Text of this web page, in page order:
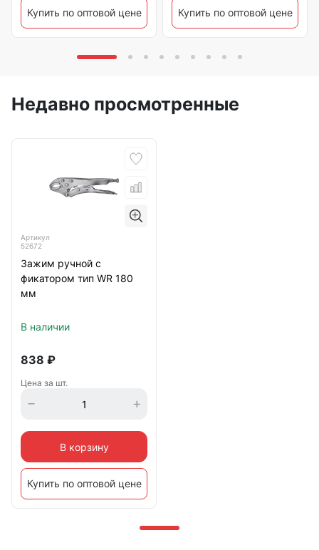
Купить по оптовой цене Купить по оптовой цене
Недавно просмотренные
Артикул
52672
Зажим ручной с
фикатором тип WR 180
мм
В наличии
838 ₽
Цена за шт.
В корзину
Купить по оптовой цене